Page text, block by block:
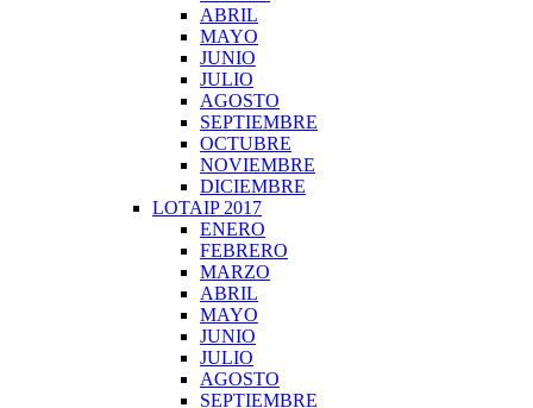
ABRIL
MAYO
JUNIO
JULIO
AGOSTO
SEPTIEMBRE
OCTUBRE
NOVIEMBRE
DICIEMBRE
LOTAIP 2017
ENERO
FEBRERO
MARZO
ABRIL
MAYO
JUNIO
JULIO
AGOSTO
SEPTIEMBRE